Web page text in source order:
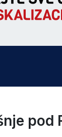
pod